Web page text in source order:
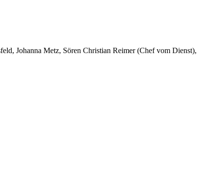
Johanna Metz, Sören Christian Reimer (Chef vom Dienst),